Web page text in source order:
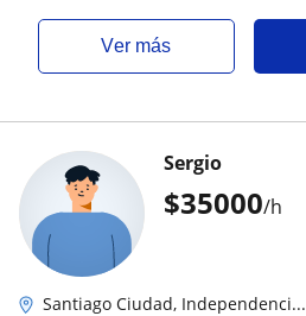
ver más
$35000/h
Sergio
Santiago Ciudad, Independenci...